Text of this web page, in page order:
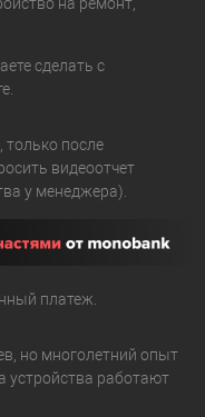
сделать с
только после
видеоотчет
у менеджера).
платеж.
но многолетний опыт
устройства работают